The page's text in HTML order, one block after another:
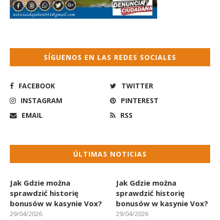
SÍGUENOS EN LAS REDES SOCIALES
FACEBOOK
TWITTER
INSTAGRAM
PINTEREST
EMAIL
RSS
ÚLTIMAS NOTICIAS
Jak Gdzie można
sprawdzić historię
bonusów w kasynie Vox?
29/04/2026
Jak Gdzie można
sprawdzić historię
bonusów w kasynie Vox?
29/04/2026